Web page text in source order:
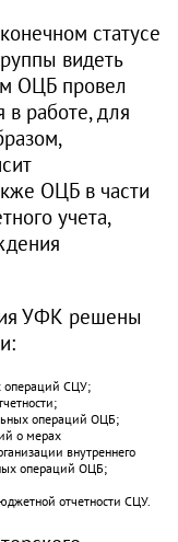
статусе
видеть
ОЦБ провел
в работе, для
ОЦБ в части
учета,
УФК решены
операций СЦУ;
операций ОЦБ;
о мерах
внутреннего
операций ОЦБ;
отчетности СЦУ.